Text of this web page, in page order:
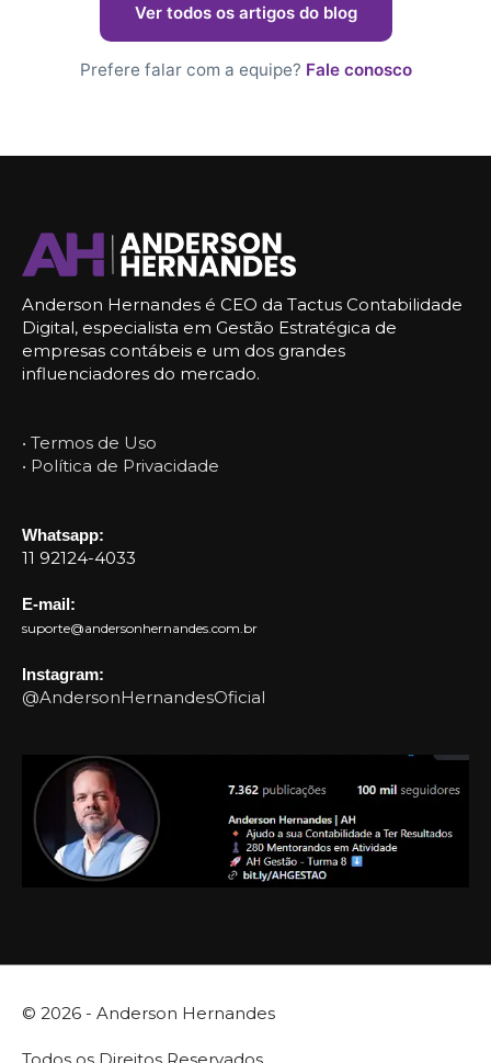
Ver todos os artigos do blog
Prefere falar com a equipe? Fale conosco
Anderson Hernandes é CEO da Tactus Contabilidade
Digital, especialista em Gestão Estratégica de
empresas contábeis e um dos grandes
influenciadores do mercado.
• Termos de Uso
• Política de Privacidade
Whatsapp:
11 92124-4033
E-mail:
suporte@andersonhernandes.com.br
Instagram:
@AndersonHernandesOficial
© 2026 - Anderson Hernandes